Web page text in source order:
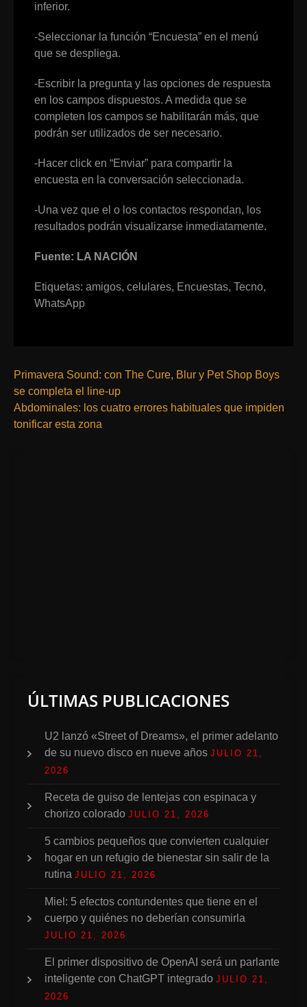
inferior.
-Seleccionar la función “Encuesta” en el menú
que se despliega.
-Escribir la pregunta y las opciones de respuesta
en los campos dispuestos. A medida que se
completen los campos se habilitarán más, que
podrán ser utilizados de ser necesario.
-Hacer click en “Enviar” para compartir la
encuesta en la conversación seleccionada.
-Una vez que el o los contactos respondan, los
resultados podrán visualizarse inmediatamente.
Fuente: LA NACIÓN
Etiquetas: amigos, celulares, Encuestas, Tecno,
WhatsApp
Primavera Sound: con The Cure, Blur y Pet Shop Boys
se completa el line-up
Abdominales: los cuatro errores habituales que impiden
tonificar esta zona
ÚLTIMAS PUBLICACIONES
U2 lanzó «Street of Dreams», el primer adelanto
de su nuevo disco en nueve años JULIO 21,
2026
Receta de guiso de lentejas con espinaca y
chorizo colorado JULIO 21, 2026
5 cambios pequeños que convierten cualquier
hogar en un refugio de bienestar sin salir de la
rutina JULIO 21, 2026
Miel: 5 efectos contundentes que tiene en el
cuerpo y quiénes no deberían consumirla
JULIO 21, 2026
El primer dispositivo de OpenAI será un parlante
inteligente con ChatGPT integrado JULIO 21,
2026